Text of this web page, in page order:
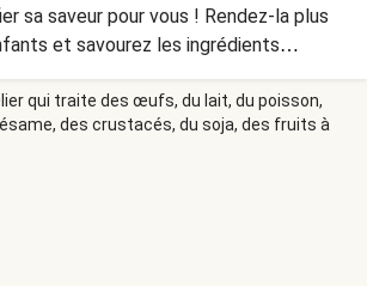
sa saveur pour vous ! Rendez-la plus
et savourez les ingrédients
pour vous.
qui traite des œufs, du lait, du poisson,
des crustacés, du soja, des fruits à